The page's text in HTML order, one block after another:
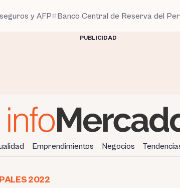
y AFP Banco Central de Reserva del
PUBLICIDAD
Emprendimientos Negocios
2022